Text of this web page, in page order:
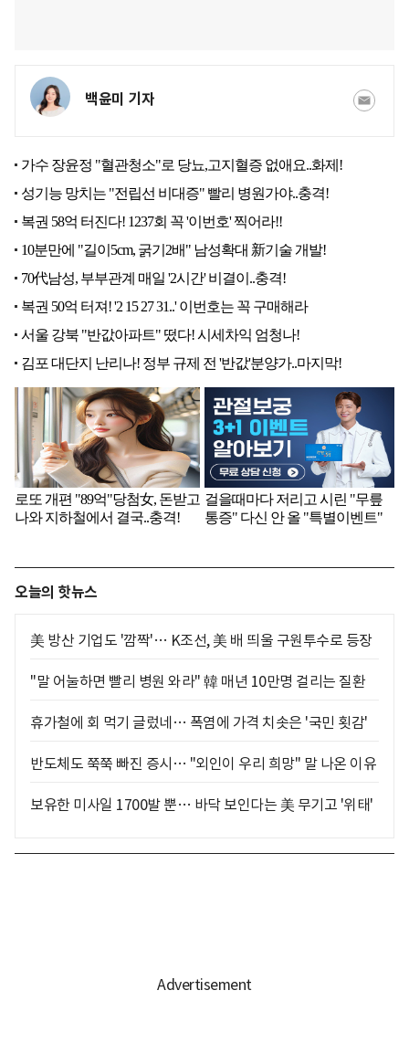
백윤미 기자
오늘의 핫뉴스
美 방산 기업도 '깜짝'… K조선, 美 배 띄울 구원투수로 등장
"말 어눌하면 빨리 병원 와라" 韓 매년 10만명 걸리는 질환
휴가철에 회 먹기 글렀네… 폭염에 가격 치솟은 '국민 횟감'
반도체도 쭉쭉 빠진 증시… "외인이 우리 희망" 말 나온 이유
보유한 미사일 1700발 뿐… 바닥 보인다는 美 무기고 '위태'